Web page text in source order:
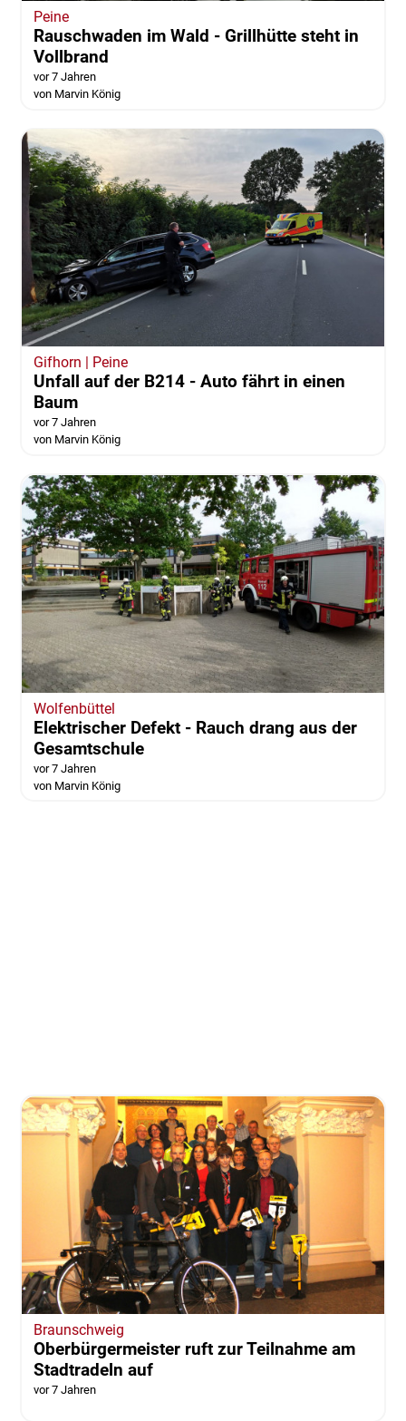
Peine
Rauschwaden im Wald - Grillhütte steht in
Vollbrand
vor 7 Jahren
von Marvin König
Gifhorn | Peine
Unfall auf der B214 - Auto fährt in einen
Baum
vor 7 Jahren
von Marvin König
Wolfenbüttel
Elektrischer Defekt - Rauch drang aus der
Gesamtschule
vor 7 Jahren
von Marvin König
Braunschweig
Oberbürgermeister ruft zur Teilnahme am
Stadtradeln auf
vor 7 Jahren